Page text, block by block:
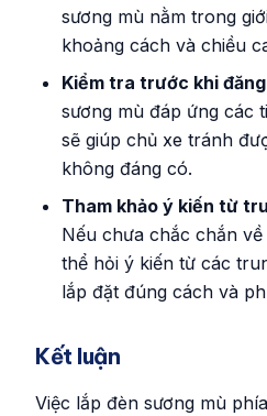
sương mù nằm trong
khoảng cách và chiều
Kiểm tra trước khi
sương mù đáp ứng các
sẽ giúp chủ xe tránh
không đáng có.
Tham khảo ý kiến từ
Nếu chưa chắc chắn
thể hỏi ý kiến từ các
lắp đặt đúng cách và
Kết luận
Việc lắp đèn sương mù